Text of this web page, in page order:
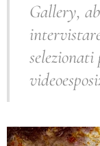
Gallery,
selezionati